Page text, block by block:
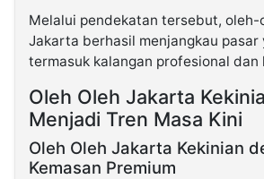
Melalui pendekatan tersebut, oleh-
Jakarta berhasil menjangkau pasar
termasuk kalangan profesional dan
Oleh Oleh Jakarta
Menjadi Tren Masa Kini
Oleh Oleh Jakarta Kekinian
Kemasan Premium